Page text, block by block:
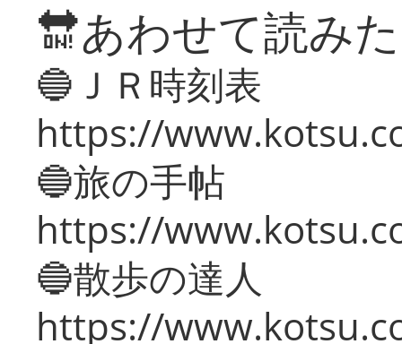
🔛あわせて読み
🔵ＪＲ時刻表
https://
🔵旅の手帖
https://
🔵散歩の達人
https://